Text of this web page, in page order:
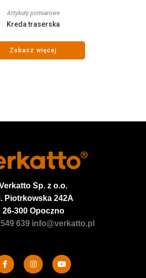
Artykuły pomiarowe
Kreda traserska
Zobacz więcej
Sp. z o.o.
Piotrkowska 242A
26-300 Opoczno
639 info@verkatto.pl